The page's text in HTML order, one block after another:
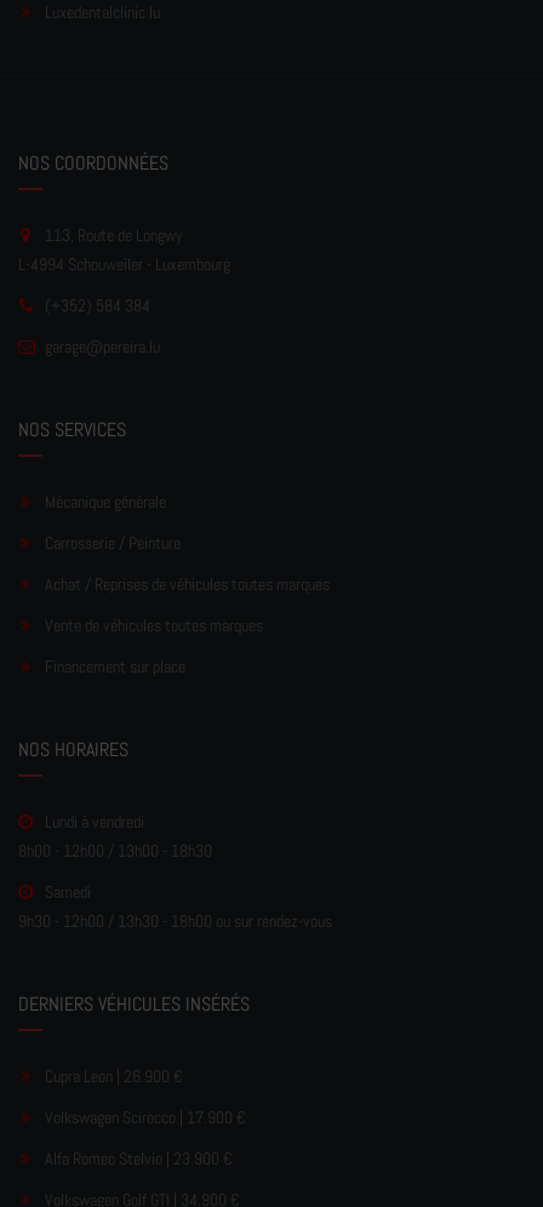
Luxedentalclinic.lu
NOS COORDONNÉES
113, Route de Longwy
L-4994 Schouweiler - Luxembourg
(+352) 584 384
garage@pereira.lu
NOS SERVICES
Mécanique générale
Carrosserie / Peinture
Achat / Reprises de véhicules toutes marques
Vente de véhicules toutes marques
Financement sur place
NOS HORAIRES
Lundi à vendredi
8h00 - 12h00 / 13h00 - 18h30
Samedi
9h30 - 12h00 / 13h30 - 18h00 ou sur rendez-vous
DERNIERS VÉHICULES INSÉRÉS
Cupra Leon | 26.900 €
Volkswagen Scirocco | 17.900 €
Alfa Romeo Stelvio | 23.900 €
Volkswagen Golf GTI | 34.900 €